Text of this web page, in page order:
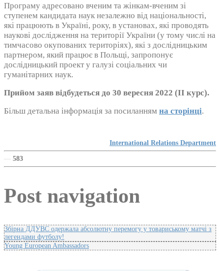
Програму адресовано вченим та жінкам-вченим зі
ступенем кандидата наук незалежно від національності,
які працюють в Україні, року, в установах, які проводять
наукові дослідження на території України (у тому числі на
тимчасово окупованих територіях), які з дослідницьким
партнером, який працює в Польщі, запропонує
дослідницький проект у галузі соціальних чи
гуманітарних наук.
Прийом заяв відбудеться до 30 вересня 2022 (II курс).
Більш детальна інформація за посиланням на сторінці.
International Relations Department
— 583
Post navigation
Збірна ДДУВС одержала абсолютну перемогу у товариському матчі з
легендами футболу!
Young European Ambassadors